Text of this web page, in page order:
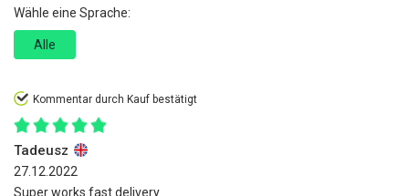
Wähle eine Sprache:
Alle
Kommentar durch Kauf bestätigt
Tadeusz
27.12.2022
Super works fast delivery